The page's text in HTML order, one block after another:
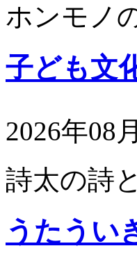
ホンモノ
子ども文
2026年08
詩太の詩
うたうい